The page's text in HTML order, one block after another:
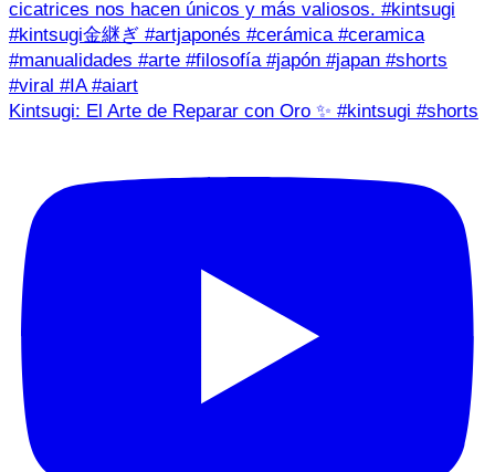
Kintsugi: El Arte de Reparar con Oro ✨ #kintsugi #shorts